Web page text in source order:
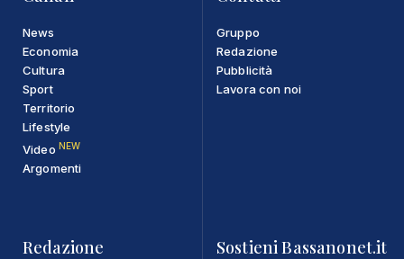
News
Economia
Cultura
Sport
Territorio
Lifestyle
Video NEW
Argomenti
Gruppo
Redazione
Pubblicità
Lavora con noi
Redazione Sostieni Bassanonet.it